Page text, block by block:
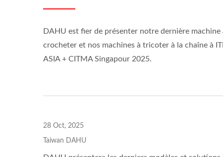
DAHU est fier de présenter notre dernière machine
crocheter et nos machines à tricoter à la chaîne à
ASIA + CITMA Singapour 2025.
28 Oct, 2025
Taiwan DAHU
Machine À Tricoter Au